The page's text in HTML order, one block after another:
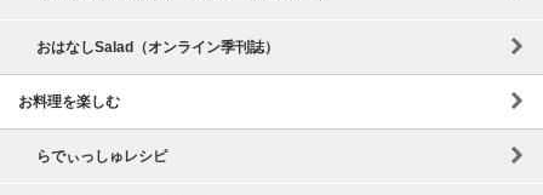
おはなしSalad（オンライン季刊誌）
お料理を楽しむ
らでぃっしゅレシピ